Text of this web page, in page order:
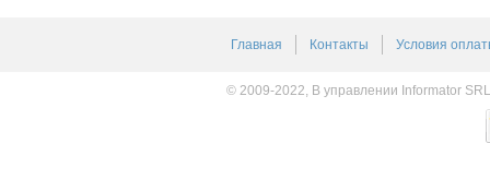
Главная Контакты Условия
© 2009-2022, В управлении Informator SRL